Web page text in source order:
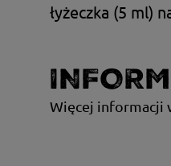
łyżeczka (5 ml)
Więcej informacji